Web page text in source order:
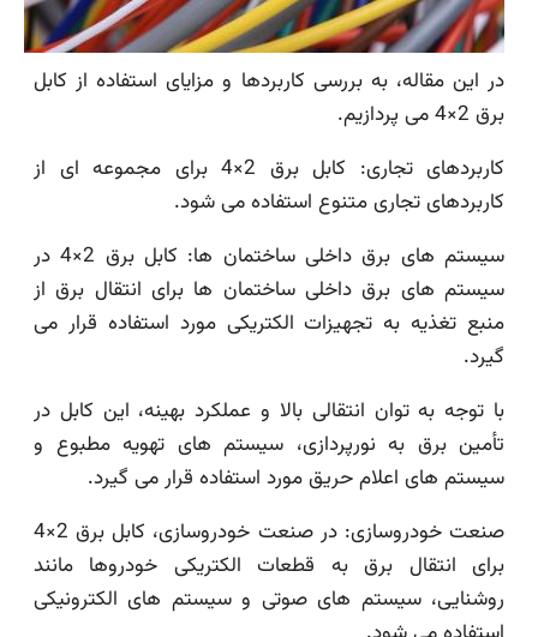
در این مقاله، به بررسی کاربردها و مزایای استفاده از کابل
برق 2×4 می پردازیم.
کاربردهای تجاری: کابل برق 2×4 برای مجموعه ای از
کاربردهای تجاری متنوع استفاده می شود.
سیستم های برق داخلی ساختمان ها: کابل برق 2×4 در
سیستم های برق داخلی ساختمان ها برای انتقال برق از
منبع تغذیه به تجهیزات الکتریکی مورد استفاده قرار می
گیرد.
با توجه به توان انتقالی بالا و عملکرد بهینه، این کابل در
تأمین برق به نورپردازی، سیستم های تهویه مطبوع و
سیستم های اعلام حریق مورد استفاده قرار می گیرد.
صنعت خودروسازی: در صنعت خودروسازی، کابل برق 2×4
برای انتقال برق به قطعات الکتریکی خودروها مانند
روشنایی، سیستم های صوتی و سیستم های الکترونیکی